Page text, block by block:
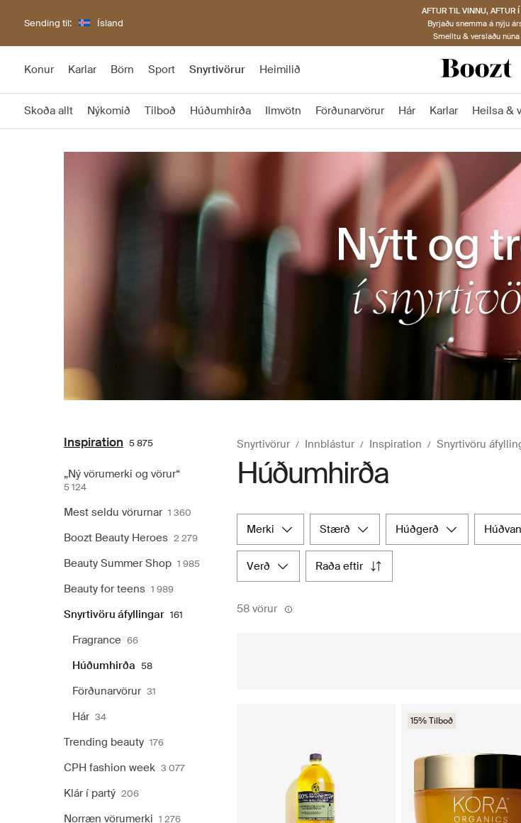
Sending til: Ísland
AFTUR TIL VINNU, AFTUR Í
Byrjaðu snemma á nýju
Smelltu & verslaðu
Konur Karlar Börn Sport Snyrtivörur Heimilið
Skoða allt Nýkomið Tilboð Húðumhirða Ilmvötn Förðunarvörur Hár Karlar Heilsa &
Inspiration 5 875
„Ný vörumerki og vörur“
5 124
Mest seldu vörurnar 1 360
Boozt Beauty Heroes 2 279
Beauty Summer Shop 1 985
Beauty for teens 1 989
Snyrtivöru áfyllingar 161
Fragrance 66
Húðumhirða 58
Förðunarvörur 31
Hár 34
Trending beauty 176
CPH fashion week 3 077
Klár í partý 206
Norræn vörumerki 1 276
Snyrtivörur Innblástur Inspiration Snyrtivöru
Húðumhirða
merki stærð húðgerð
verð raða eftir
58 vörur
15% Tilboð